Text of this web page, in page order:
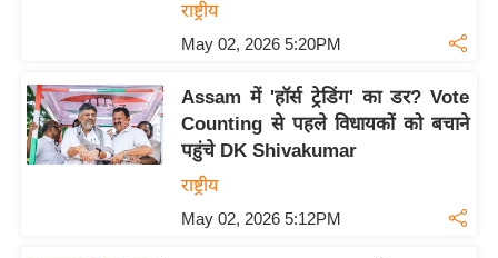
राष्ट्रीय
May 02, 2026 5:20PM
Assam में 'हॉर्स ट्रेडिंग' का डर? Vote
Counting से पहले विधायकों को बचाने
पहुंचे DK Shivakumar
राष्ट्रीय
May 02, 2026 5:12PM